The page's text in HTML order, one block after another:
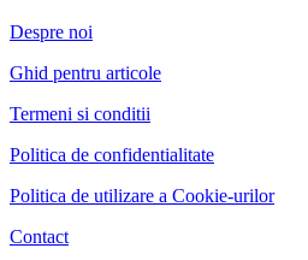
Despre noi
Ghid pentru articole
Termeni si conditii
Politica de confidentialitate
Politica de utilizare a Cookie-urilor
Contact